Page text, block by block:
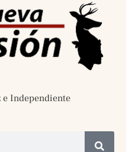
e Independiente